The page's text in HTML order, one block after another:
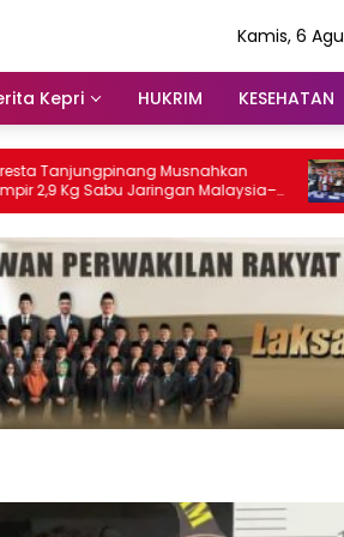
Kamis, 6
Kepri HUKRIM KESEHATAN
Musnahkan
Sabu Jaringan Malaysia–
Ribuan Jiwa
Masuk